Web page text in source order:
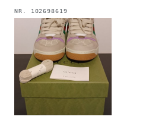
NR. 102698619